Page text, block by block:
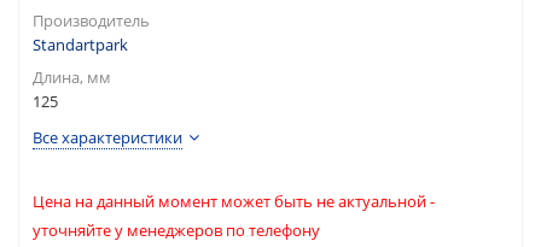
Производитель
Standartpark
Длина, мм
125
Все характеристики
Цена на данный момент может быть не актуальной -
уточняйте у менеджеров по телефону